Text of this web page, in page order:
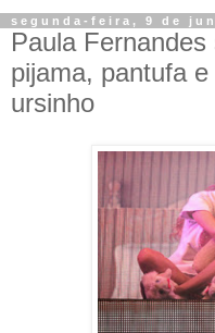
segunda-feira, 9 de
Paula
pijama, pantufa
ursinho